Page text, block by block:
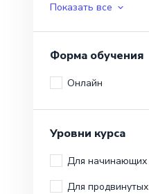
Показать все
Форма обучения
Онлайн
Уровни курса
Для начинающих
Для продвинутых